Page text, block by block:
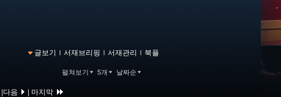
글보기 ｌ 서재브리핑 ｌ 서재관리 ｌ 북플
펼쳐보기 5개 날짜순
다음 마지막